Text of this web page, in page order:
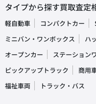
タイプから探す買取査定
軽自動車 コンパクトカー
ミニバン・ワンボックス
ハ
オープンカー
ステーション
ピックアップトラック
商用
福祉車両
トラック・バス